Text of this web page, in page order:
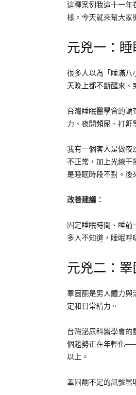
這種案例我這十一年
樣。今天就來幫大家
元兇一：
很多人以為「睡滿八
天晚上都不斷醒來、
台灣睡眠醫學會的
力、夜間頻尿、打鼾
我有一個客人是做夜
不正常，加上光線干
是睡眠時段不對。後
改善建議：
固定睡眠時間、睡
多人不知道，睡眠呼
元兇二：
睪固酮是男人體力與
定和日常精力。
台灣泌尿科醫學會
個趨勢正在年輕化
以上。
睪固酮不足的訊號蠻